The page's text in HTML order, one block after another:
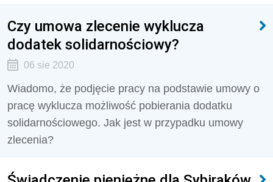
Czy umowa zlecenie wyklucza
dodatek solidarnościowy?
06 sie 2020
Wiadomo, że podjęcie pracy na podstawie umowy o
pracę wyklucza możliwość pobierania dodatku
solidarnościowego. Jak jest w przypadku umowy
zlecenia?